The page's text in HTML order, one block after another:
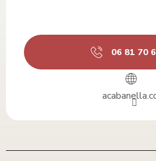
06 81 70